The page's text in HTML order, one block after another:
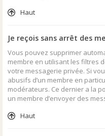
Haut
Je reçois sans arrêt des
Vous pouvez supprimer
membre en utilisant les filtres
votre messagerie privée. Si
abusifs d’un membre en
modérateurs. Ce dernier a la
un membre d’envoyer des
Haut